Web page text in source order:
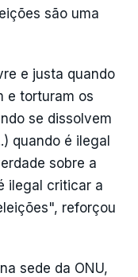
são uma
e justa quando
e torturam os
se dissolvem
quando é ilegal
sobre a
ilegal criticar a
reforçou
sede da ONU,